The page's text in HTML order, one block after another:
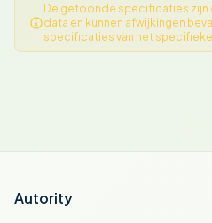
De getoonde specificaties zijn
data en kunnen afwijkingen
specificaties van het
Autority